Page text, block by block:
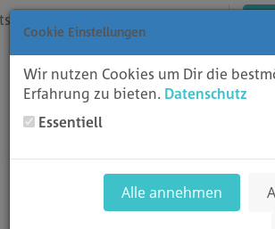
Cookie Einstellungen
Wir nutzen Cookies um Dir die
Erfahrung zu bieten. Datenschutz
Essentiell
Alle annehmen